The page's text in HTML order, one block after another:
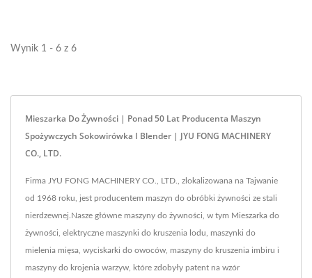
Wynik 1 - 6 z 6
Mieszarka Do Żywności | Ponad 50 Lat Producenta Maszyn
Spożywczych Sokowirówka I Blender | JYU FONG MACHINERY
CO., LTD.
Firma JYU FONG MACHINERY CO., LTD., zlokalizowana na Tajwanie
od 1968 roku, jest producentem maszyn do obróbki żywności ze stali
nierdzewnej.Nasze główne maszyny do żywności, w tym Mieszarka do
żywności, elektryczne maszynki do kruszenia lodu, maszynki do
mielenia mięsa, wyciskarki do owoców, maszyny do kruszenia imbiru i
maszyny do krojenia warzyw, które zdobyły patent na wzór